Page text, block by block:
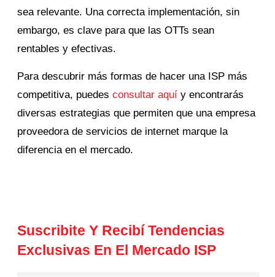
sea relevante. Una correcta implementación, sin
embargo, es clave para que las OTTs sean
rentables y efectivas.
Para descubrir más formas de hacer una ISP más
competitiva, puedesconsultar aquí y encontrarás
diversas estrategias que permiten que una empresa
proveedora de servicios de internet marque la
diferencia en el mercado.
Suscribite Y Recibí Tendencias
Exclusivas En El Mercado ISP